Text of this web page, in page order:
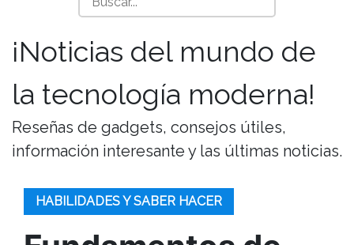
¡Noticias del mundo de
la tecnología moderna!
Reseñas de gadgets, consejos útiles,
información interesante y las últimas noticias.
HABILIDADES Y SABER HACER